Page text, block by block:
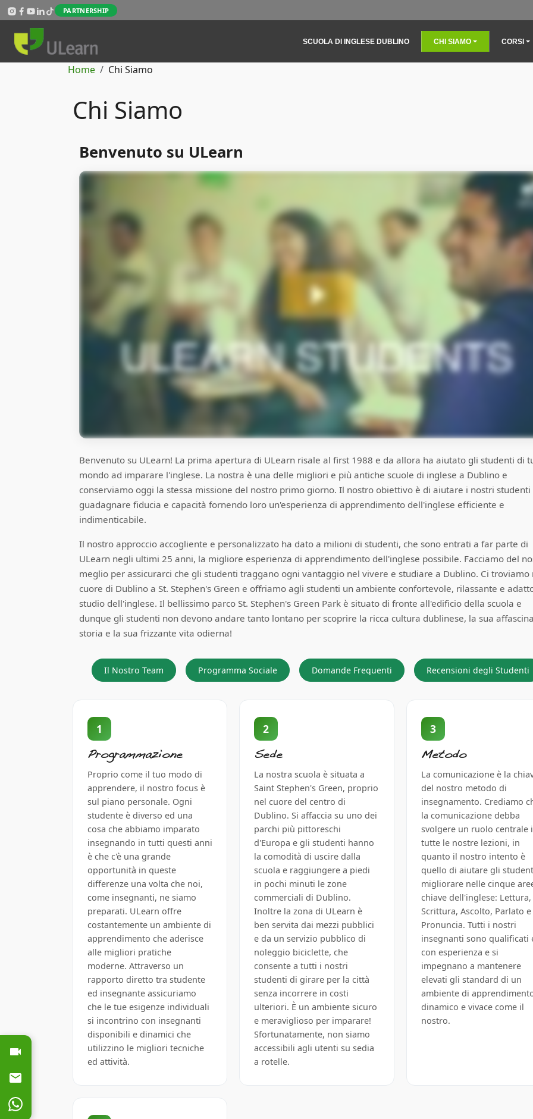
Salta al contenuto principale
PARTNERSHIP
Main navigation
SCUOLA DI INGLESE DUBLINO CHI SIAMO CORSI
Briciole di pane
Home Chi Siamo
Chi Siamo
Benvenuto su ULearn
Benvenuto su ULearn! La prima apertura di ULearn risale al first 1988 e da allora ha aiutato gli studenti di
mondo ad imparare l'inglese. La nostra è una delle migliori e più antiche scuole di inglese a Dublino e
conserviamo oggi la stessa missione del nostro primo giorno. Il nostro obiettivo è di aiutare i nostri studenti
guadagnare fiducia e capacità fornendo loro un'esperienza di apprendimento dell'inglese efficiente e
indimenticabile.
Il nostro approccio accogliente e personalizzato ha dato a milioni di studenti, che sono entrati a far parte di
ULearn negli ultimi 25 anni, la migliore esperienza di apprendimento dell'inglese possibile. Facciamo del
meglio per assicurarci che gli studenti traggano ogni vantaggio nel vivere e studiare a Dublino. Ci troviamo
cuore di Dublino a St. Stephen's Green e offriamo agli studenti un ambiente confortevole, rilassante e
studio dell'inglese. Il bellissimo parco St. Stephen's Green Park è situato di fronte all'edificio della scuola e
dunque gli studenti non devono andare tanto lontano per scoprire la ricca cultura dublinese, la sua
storia e la sua frizzante vita odierna!
Il Nostro Team Programma Sociale Domande Frequenti Recensioni degli Studenti
1
Programmazione
Proprio come il tuo modo di
apprendere, il nostro focus è
sul piano personale. Ogni
studente è diverso ed una
cosa che abbiamo imparato
insegnando in tutti questi anni
è che c'è una grande
opportunità in queste
differenze una volta che noi,
come insegnanti, ne siamo
preparati. ULearn offre
costantemente un ambiente di
apprendimento che aderisce
alle migliori pratiche
moderne. Attraverso un
rapporto diretto tra studente
ed insegnante assicuriamo
che le tue esigenze individuali
si incontrino con insegnanti
disponibili e dinamici che
utilizzino le migliori tecniche
ed attività.
2
Sede
La nostra scuola è situata a
Saint Stephen's Green, proprio
nel cuore del centro di
Dublino. Si affaccia su uno dei
parchi più pittoreschi
d'Europa e gli studenti hanno
la comodità di uscire dalla
scuola e raggiungere a piedi
in pochi minuti le zone
commerciali di Dublino.
Inoltre la zona di ULearn è
ben servita dai mezzi pubblici
e da un servizio pubblico di
noleggio biciclette, che
consente a tutti i nostri
studenti di girare per la città
senza incorrere in costi
ulteriori. È un ambiente sicuro
e meraviglioso per imparare!
Sfortunatamente, non siamo
accessibili agli utenti su sedia
a rotelle.
3
Metodo
La comunicazione è la
del nostro metodo di
insegnamento. Crediamo
la comunicazione debba
svolgere un ruolo centrale
tutte le nostre lezioni, in
quanto il nostro intento è
quello di aiutare gli
migliorare nelle cinque
chiave dell'inglese: Lettura,
Scrittura, Ascolto, Parlato e
Pronuncia. Tutti i nostri
insegnanti sono qualificati
con esperienza e si
impegnano a mantenere
elevati gli standard di un
ambiente di
dinamico e vivace come il
nostro.